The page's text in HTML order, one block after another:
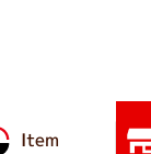
Item